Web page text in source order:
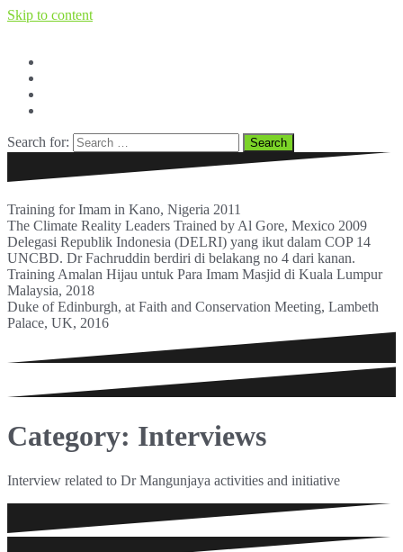
Skip to content
Search for:
Training for Imam in Kano, Nigeria 2011
The Climate Reality Leaders Trained by Al Gore, Mexico 2009
Delegasi Republik Indonesia (DELRI) yang ikut dalam COP 14
UNCBD. Dr Fachruddin berdiri di belakang no 4 dari kanan.
Training Amalan Hijau untuk Para Imam Masjid di Kuala Lumpur
Malaysia, 2018
Duke of Edinburgh, at Faith and Conservation Meeting, Lambeth
Palace, UK, 2016
Category: Interviews
Interview related to Dr Mangunjaya activities and initiative